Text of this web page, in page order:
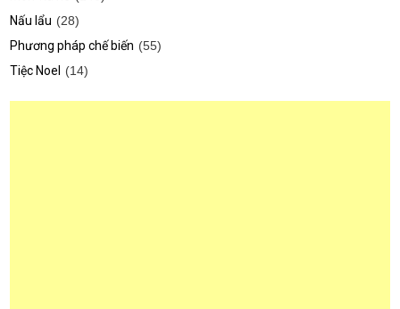
Nấu lẩu (28)
Phương pháp chế biến (55)
Tiệc Noel
(14)